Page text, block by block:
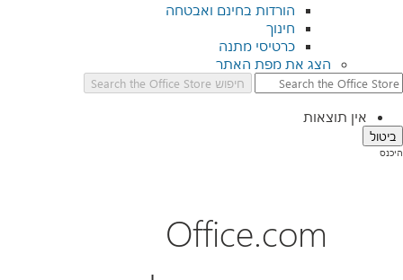
הורדות בחינם ואבטחה
חינוך
כרטיסי מתנה
הצג את מפת האתר
חיפוש Search the Office Store
אין תוצאות
ביטול
היכנס
Office.com